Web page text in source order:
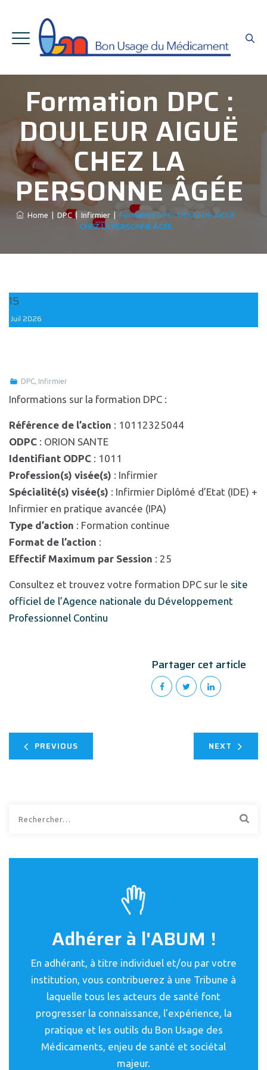
Formation DPC :
DOULEUR AIGUË
CHEZ LA
PERSONNE ÂGÉE
Home DPC | Infirmier
Formation DPC : DOULEUR AIGUË
CHEZ LA PERSONNE ÂGÉE
15
Juil 2026
DPC, Infirmier
Informations sur la formation DPC :
Référence de l’action : 10112325044
ODPC : ORION SANTE
Identifiant ODPC : 1011
Profession(s) visée(s) : Infirmier
Spécialité(s) visée(s) : Infirmier Diplômé d’Etat (IDE) +
Infirmier en pratique avancée (IPA)
Type d’action : Formation continue
Format de l’action :
Effectif Maximum par Session : 25
Consultez et trouvez votre formation DPC sur le site
officiel de l’Agence nationale du Développement
Professionnel Continu
Partager cet article
PREVIOUS NEXT
Adhérer à l'ABUM !
En adhérant, à titre individuel et/ou par votre
institution, vous contribuerez à une Tribune à
laquelle tous les acteurs de santé font
progresser la connaissance, l’expérience, la
pratique et les outils du Bon Usage des
Médicaments, enjeu de santé et sociétal
majeur.